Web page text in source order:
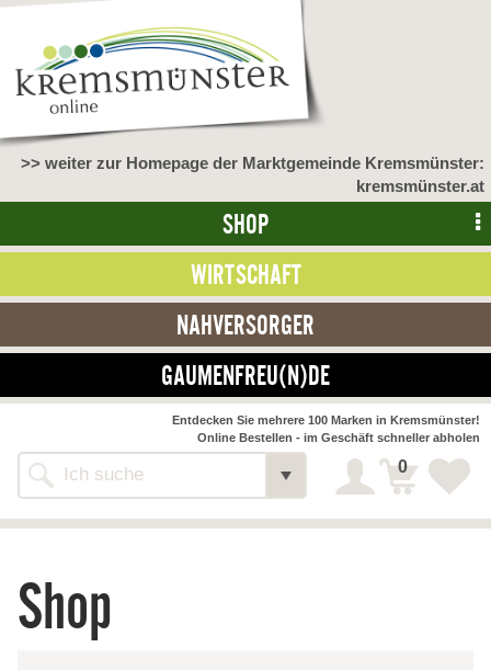
>> weiter zur Homepage der Marktgemeinde Kremsmünster:
kremsmünster.at
SHOP
WIRTSCHAFT
NAHVERSORGER
GAUMENFREU(N)DE
Shop
Entdecken Sie mehrere 100 Marken in Kremsmünster!
Online Bestellen - im Geschäft schneller abholen
0
Shop